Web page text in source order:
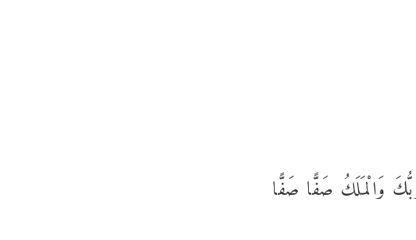
وَالْمَلَكُ صَفًّا صَفًّا